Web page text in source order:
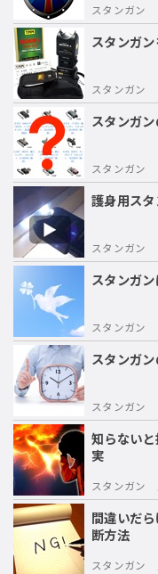
スタンガン
スタンガ
スタンガン
スタンガ
スタンガン
護身用ス
スタンガン
スタンガ
スタンガン
スタンガ
スタンガン
知らない
実
スタンガン
間違いだ
断方法
スタンガン